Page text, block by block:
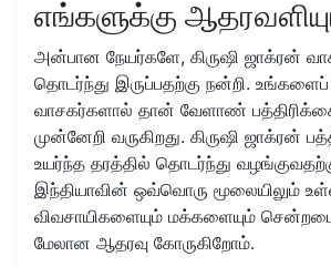
எங்களுக்கு
அன்பான நேயர்களே, கிருஷி ஜாக்ரன்
தொடர்ந்து இருப்பதற்கு நன்றி.
வாசகர்களால் தான் வேளாண்
முன்னேறி வருகிறது. கிருஷி ஜாக்ரன்
உயர்ந்த தரத்தில் தொடர்ந்து
இந்தியாவின் ஒவ்வொரு மூலையிலும்
விவசாயிகளையும் மக்களையும்
மேலான ஆதரவு கோருகிறோம்.